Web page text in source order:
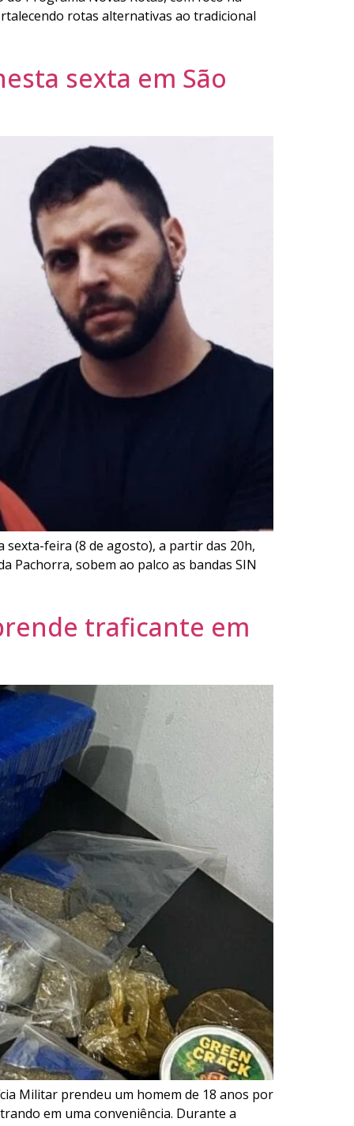
rotas alternativas ao tradicional
sexta em São
sexta-feira (8 de agosto), a partir das 20h,
Pachorra, sobem ao palco as bandas SIN
traficante em
Militar prendeu um homem de 18 anos por
em uma conveniência. Durante a